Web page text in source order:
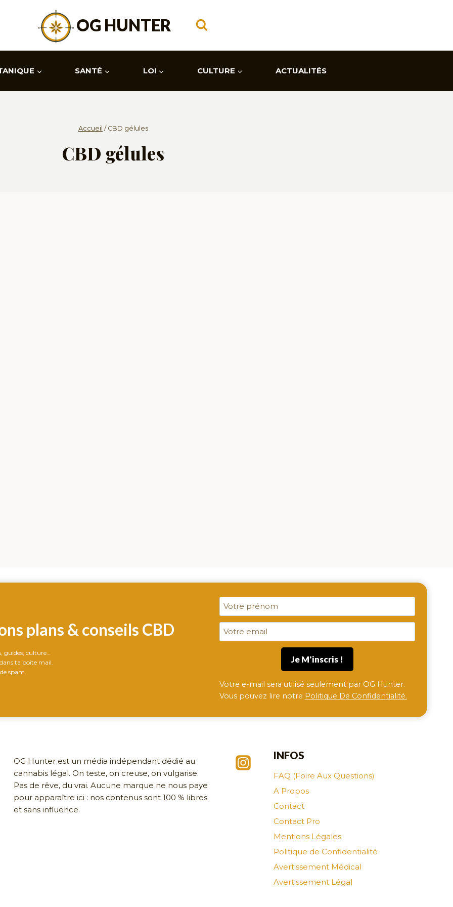
OG HUNTER
SANTÉ LOI CULTURE ACTUALITÉS
Accueil / CBD gélules
CBD gélules
plans & conseils CBD
guides, culture…
ta boîte mail.
spam.
Votre e-mail sera utilisé seulement par OG Hunter.
Vous pouvez lire notre Politique De Confidentialité.
OG Hunter est un média indépendant dédié au
cannabis légal. On teste, on creuse, on vulgarise.
Pas de rêve, du vrai. Aucune marque ne nous paye
pour apparaître ici : nos contenus sont 100 % libres
et sans influence.
INFOS
FAQ (Foire Aux Questions)
A Propos
Contact
Contact Pro
Mentions Légales
Politique de Confidentialité
Avertissement Médical
Avertissement Légal